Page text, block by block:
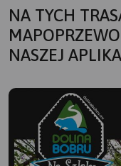
NA TYCH
NASZEJ